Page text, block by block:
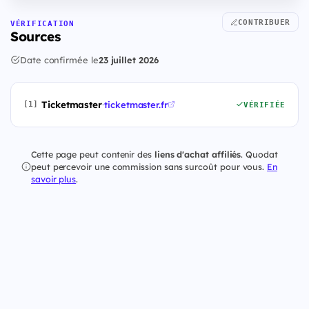
VÉRIFICATION
Sources
CONTRIBUER
Date confirmée le23 juillet 2026
[1] Ticketmaster·ticketmaster.fr VÉRIFIÉE
Cette page peut contenir des liens d'achat affiliés. Quodat
peut percevoir une commission sans surcoût pour vous. En
savoir plus.